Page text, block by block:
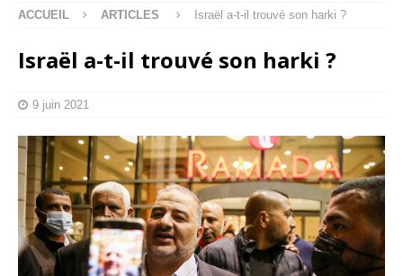
ACCUEIL ARTICLES Israël a-t-il trouvé son harki ?
Israël a-t-il trouvé son harki ?
9 juin 2021